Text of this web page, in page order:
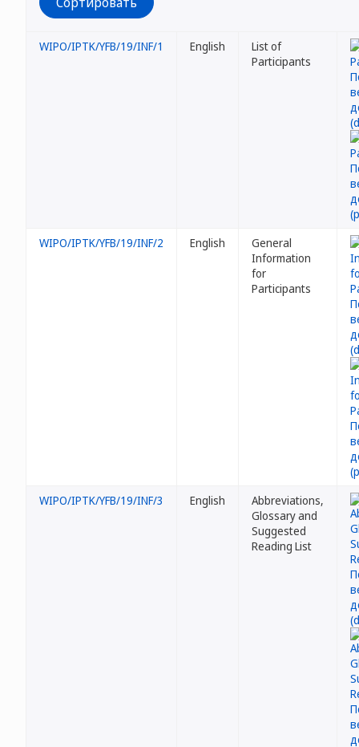
WIPO/IPTK/YFB/19/INF/1 English
List of
Participants
WIPO/IPTK/YFB/19/INF/2 English
General
Information
for
Participants
WIPO/IPTK/YFB/19/INF/3 English
Abbreviations,
Glossary and
Suggested
Reading List